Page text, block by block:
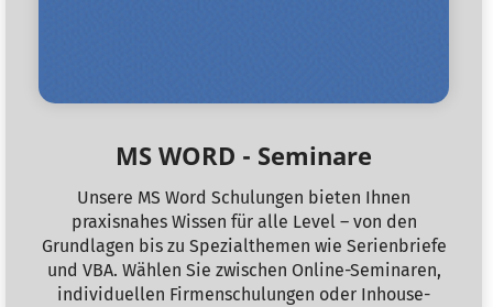
MS WORD - Seminare
Unsere MS Word Schulungen bieten Ihnen
praxisnahes Wissen für alle Level – von den
Grundlagen bis zu Spezialthemen wie Serienbriefe
und VBA. Wählen Sie zwischen Online-Seminaren,
individuellen Firmenschulungen oder Inhouse-